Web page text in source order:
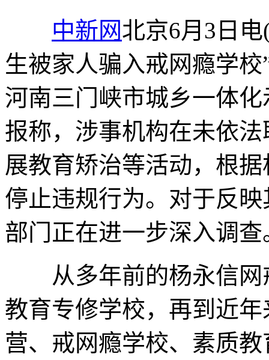
中新网北京6月3日
生被家人骗入戒网瘾学
河南三门峡市城乡一体
报称，涉事机构在未依
展教育矫治等活动，根
停止违规行为。对于反
部门正在进一步深入调查
从多年前的杨永信网
教育专修学校，再到近
营、戒网瘾学校、素质